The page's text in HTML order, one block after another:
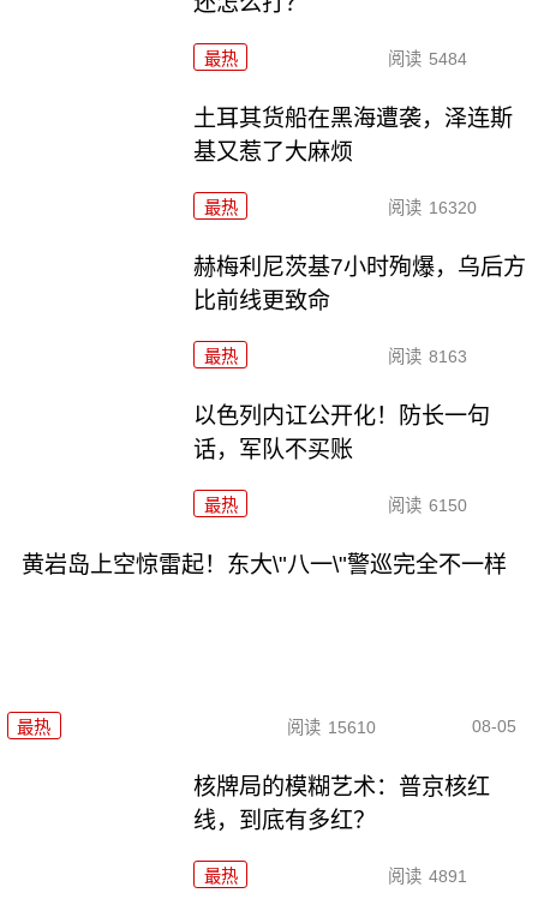
最热 阅读 5484
土耳其货船在黑海遭袭，泽连斯
基又惹了大麻烦
最热 阅读 16320
赫梅利尼茨基7小时殉爆，乌后方
比前线更致命
最热 阅读 8163
以色列内讧公开化！防长一句
话，军队不买账
最热 阅读 6150
黄岩岛上空惊雷起！东大\"八一\"警巡完全不一样
最热 阅读 15610 08-05
核牌局的模糊艺术：普京核红
线，到底有多红？
最热 阅读 4891